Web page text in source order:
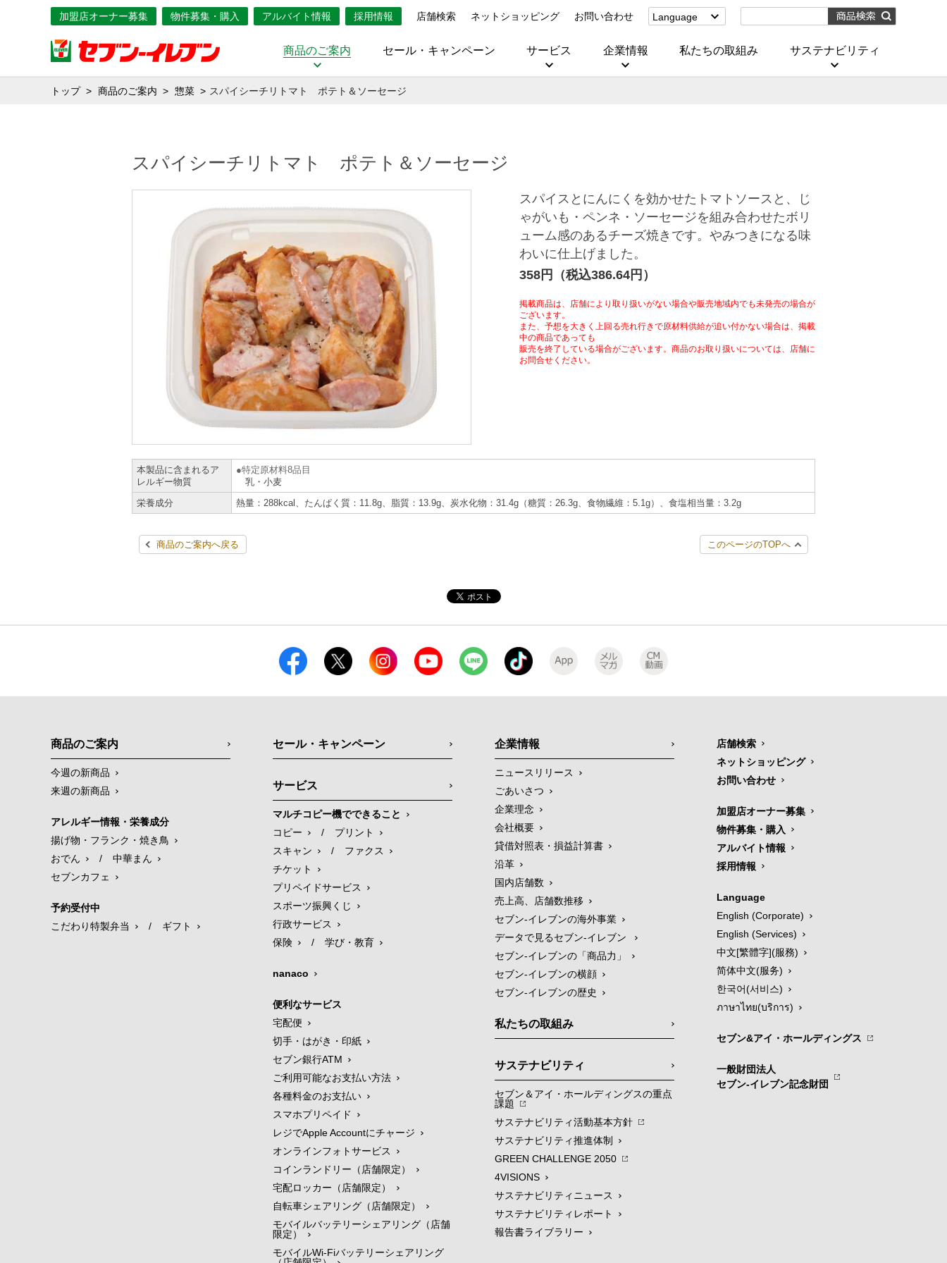
加盟店オーナー募集 物件募集・購入 アルバイト情報 採用情報 店舗検索 ネットショッピング お問い合わせ
Language
(Corporate)
商品のご案内 セール・キャンペーン サービス 企業情報 私たちの取組み サステナビリティ
トップ 商品のご案内 惣菜 スパイシーチリトマト ポテト＆ソーセージ
スパイシーチリトマト ポテト＆ソーセージ
スパイスとにんにくを効かせたトマトソースと、じ
ゃがいも・ペンネ・ソーセージを組み合わせたボリ
ューム感のあるチーズ焼きです。やみつきになる味
わいに仕上げました。
358円（税込386.64円）
掲載商品は、店舗により取り扱いがない場合や販売地域内でも未発売の場合が
ございます。
また、予想を大きく上回る売れ行きで原材料供給が追い付かない場合は、掲載
中の商品であっても
販売を終了している場合がございます。商品のお取り扱いについては、店舗に
お問合せください。
本製品に含まれるア
レルギー物質
特定原材料8品目
乳・小麦
栄養成分
熱量：288kcal、たんぱく質：11.8g、脂質：13.9g、炭水化物：31.4g（糖質：26.3g、食物繊維：5.1g）、食塩相当量：3.2g
商品のご案内へ戻る このページのTOPへ
商品のご案内
今週の新商品
来週の新商品
アレルギー情報・栄養成分
揚げ物・フランク・焼き鳥
おでん
/
中華まん
セブンカフェ
予約受付中
こだわり特製弁当
/ ギフト
セール・キャンペーン
サービス
マルチコピー機でできること
コピー
/
プリント
スキャン
/
ファクス
チケット
プリペイドサービス
スポーツ振興くじ
行政サービス
保険
/ 学び・教育
nanaco
便利なサービス
宅配便
切手・はがき・印紙
セブン銀行ATM
ご利用可能なお支払い方法
各種料金のお支払い
スマホプリペイド
レジでApple Accountにチャージ
オンラインフォトサービス
コインランドリー（店舗限定）
宅配ロッカー（店舗限定）
自転車シェアリング（店舗限定）
モバイルバッテリーシェアリング（店舗
限定）
モバイルWi-Fiバッテリーシェアリング
企業情報
ニュースリリース
ごあいさつ
企業理念
会社概要
貸借対照表・損益計算書
沿革
国内店舗数
売上高、店舗数推移
セブン‐イレブンの海外事業
データで見るセブン‐イレブン
セブン‐イレブンの「商品力」
セブン-イレブンの横顔
セブン-イレブンの歴史
私たちの取組み
サステナビリティ
セブン＆アイ・ホールディングスの重点
課題
サステナビリティ活動基本方針
サステナビリティ推進体制
GREEN CHALLENGE 2050
4VISIONS
サステナビリティニュース
サステナビリティレポート
報告書ライブラリー
店舗検索
ネットショッピング
お問い合わせ
加盟店オーナー募集
物件募集・購入
アルバイト情報
採用情報
Language
English (Corporate)
English (Services)
中文[繁體字](服務)
简体中文(服务)
한국어(서비스)
ภาษาไทย(บริการ)
セブン&アイ・ホールディングス
一般財団法人
セブン-イレブン記念財団